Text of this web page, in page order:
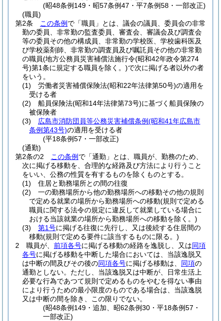
(昭48条例149・昭57条例47・平7条例58・一部改正)
(職員)
第2条
この条例 で「職員」とは、議会の議員、委員会の非常
勤の委員、非常勤の監査委員、審査会、審議会及び調査会
等の委員その他の構成員、非常勤の学校医、学校歯科医及
び学校薬剤師、非常勤の調査員及び嘱託員その他の非常勤
の職員(地方公務員災害補償法施行令(昭和42年政令第274
号)第1条に規定する職員を除く。)で次に掲げる者以外の者
をいう。
(1)
労働者災害補償保険法(昭和22年法律第50号)の適用を
受ける者
(2)
船員保険法(昭和14年法律第73号)に基づく船員保険の
被保険者
(3)
広島市消防団員等公務災害補償条例(昭和41年広島市
条例第43号)の適用を受ける者
(平18条例57・一部改正)
(通勤)
第2条の2
この条例 で「通勤」とは、職員が、勤務のため、
次に掲げる移動を、合理的な経路及び方法により行うこと
をいい、公務の性質を有するものを除くものとする。
(1)
住居と勤務場所との間の往復
(2)
一の勤務場所から他の勤務場所への移動その他の規則
で定める就業の場所から勤務場所への移動(規則で定める
職員に関する法令の規定に違反して就業している場合に
おける当該就業の場所から勤務場所への移動を除く。)
(3)
第1号に掲げる往復に先行し、又は後続する住居間の
移動(規則で定める要件に該当するものに限る。)
2
職員が、 前項各号に掲げる移動の経路を逸脱し、又は同項
各号に掲げる移動を中断した場合においては、当該逸脱又
は中断の間及びその後の同項各号に掲げる移動は、 同項の
通勤としない。 ただし、当該逸脱又は中断が、日常生活上
必要な行為であつて規則で定めるものをやむを得ない事由
により行うための最小限度のものである場合は、当該逸脱
又は中断の間を除き、この限りでない。
(昭48条例149・追加、昭62条例30・平18条例57・
一部改正)